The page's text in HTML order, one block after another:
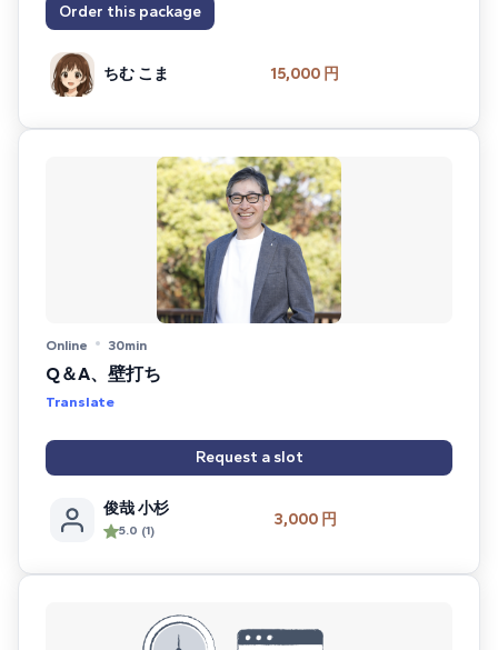
Order this package
ちむ こま 15,000 円
Online 30min
Q＆A、壁打ち
Translate
Request a slot
俊哉 小杉
5.0 (1)
3,000 円